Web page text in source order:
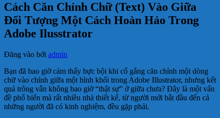
Cách Căn Chỉnh Chữ (Text) Vào Giữa
Đối Tượng Một Cách Hoàn Hảo Trong
Adobe Ilusstrator
Đăng vào bởi admin
Bạn đã bao giờ cảm thấy bực bội khi cố gắng căn chỉnh một dòng
chữ vào chính giữa một hình khối trong Adobe Illustrator, nhưng kết
quả trông vẫn không bao giờ “thật sự” ở giữa chưa? Đây là một vấn
đề phổ biến mà rất nhiều nhà thiết kế, từ người mới bắt đầu đến cả
những người đã có kinh nghiệm, đều gặp phải.